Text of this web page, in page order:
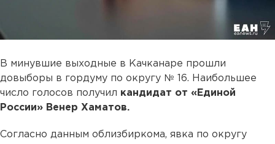
В минувшие выходные в Качканаре прошли
довыборы в гордуму по округу № 16. Наибольшее
число голосов получил кандидат от «Единой
России» Венер Хаматов.
Согласно данным облизбиркома, явка по округу